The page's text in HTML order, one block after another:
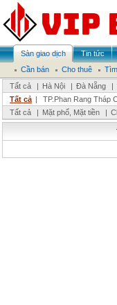
Sàn giao dịch Tin tức
Cần bán
Cho thuê
Tất cả
| Hà Nội | Đà Nẵng |
Tất cả | TP.Phan Rang Tháp
Tất cả
| Mặt phố, Mặt tiền |